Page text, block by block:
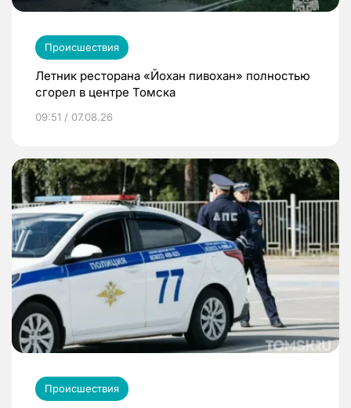
Происшествия
Летник ресторана «Йохан пивохан» полностью
сгорел в центре Томска
09:51 / 07.08.26
Происшествия